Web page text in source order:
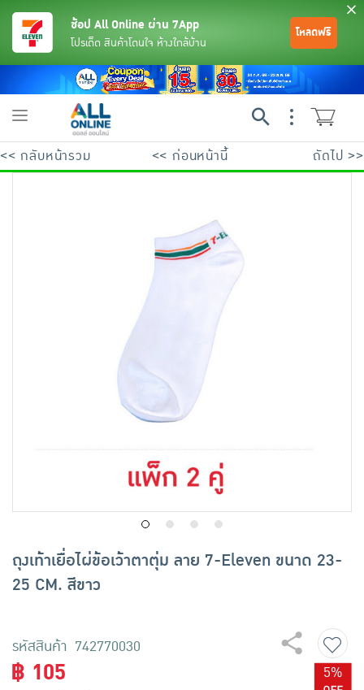
ช้อป All Online ผ่าน 7App
โปรเด็ด สินค้าโดนใจ ห้างใกล้บ้าน
โหลดฟรี
Toggle
<< กลับหน้ารวม << ก่อนหน้านี้ ถัดไป >>
ถุงเท้าเยื่อไผ่ข้อเว้าตาตุ่ม ลาย 7-Eleven ขนาด 23-
25 CM. สีขาว
รหัสสินค้า 742770030
฿ 105
5%